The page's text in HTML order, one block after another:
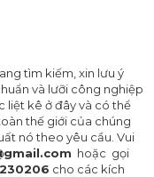
tìm kiếm, xin lưu ý
và lưỡi công nghiệp
liệt kê ở đây và có thể
thế giới của chúng
nó theo yêu cầu. Vui
hoặc gọi
cho các kích